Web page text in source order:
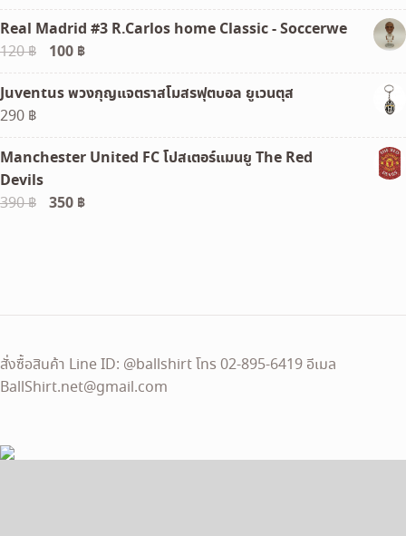
Real Madrid #3 R.Carlos home Classic - Soccerwe
120฿
Original
price
was:
100 ฿Current
price
is:
Juventus พวงกุญแจตราสโมสรฟุตบอล ยูเวนตุส
290 ฿
Manchester United FC โปสเตอร์แมนยู The Red
Devils
390฿
Original
350 ฿Current
สั่งซื้อสินค้า Line ID: @ballshirt โทร 02-895-6419 อีเมล
BallShirt.net@gmail.com